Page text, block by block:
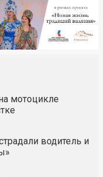
мотоцикле
водитель и